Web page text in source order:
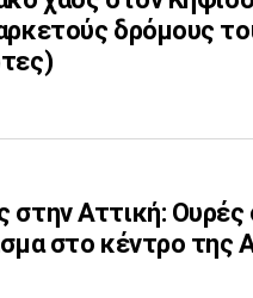
δρόμους
στην Αττική: Ουρές
στο κέντρο της